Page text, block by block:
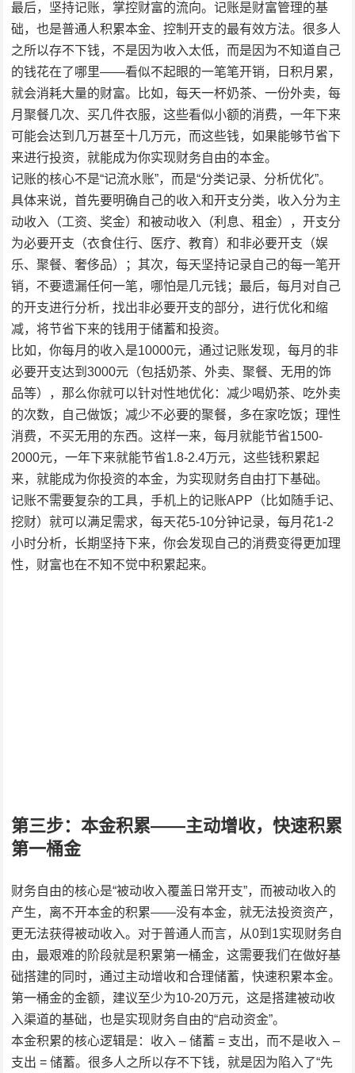
最后，坚持记账，掌控财富的流向。记账是财富管理的基
础，也是普通人积累本金、控制开支的最有效方法。很多人
之所以存不下钱，不是因为收入太低，而是因为不知道自己
的钱花在了哪里——看似不起眼的一笔笔开销，日积月累，
就会消耗大量的财富。比如，每天一杯奶茶、一份外卖，每
月聚餐几次、买几件衣服，这些看似小额的消费，一年下来
可能会达到几万甚至十几万元，而这些钱，如果能够节省下
来进行投资，就能成为你实现财务自由的本金。
记账的核心不是“记流水账”，而是“分类记录、分析优化”。
具体来说，首先要明确自己的收入和开支分类，收入分为主
动收入（工资、奖金）和被动收入（利息、租金），开支分
为必要开支（衣食住行、医疗、教育）和非必要开支（娱
乐、聚餐、奢侈品）；其次，每天坚持记录自己的每一笔开
销，不要遗漏任何一笔，哪怕是几元钱；最后，每月对自己
的开支进行分析，找出非必要开支的部分，进行优化和缩
减，将节省下来的钱用于储蓄和投资。
比如，你每月的收入是10000元，通过记账发现，每月的非
必要开支达到3000元（包括奶茶、外卖、聚餐、无用的饰
品等），那么你就可以针对性地优化：减少喝奶茶、吃外卖
的次数，自己做饭；减少不必要的聚餐，多在家吃饭；理性
消费，不买无用的东西。这样一来，每月就能节省1500-
2000元，一年下来就能节省1.8-2.4万元，这些钱积累起
来，就能成为你投资的本金，为实现财务自由打下基础。
记账不需要复杂的工具，手机上的记账APP（比如随手记、
挖财）就可以满足需求，每天花5-10分钟记录，每月花1-2
小时分析，长期坚持下来，你会发现自己的消费变得更加理
性，财富也在不知不觉中积累起来。
第三步：本金积累——主动增收，快速积累
第一桶金
财务自由的核心是“被动收入覆盖日常开支”，而被动收入的
产生，离不开本金的积累——没有本金，就无法投资资产，
更无法获得被动收入。对于普通人而言，从0到1实现财务自
由，最艰难的阶段就是积累第一桶金，这需要我们在做好基
础搭建的同时，通过主动增收和合理储蓄，快速积累本金。
第一桶金的金额，建议至少为10-20万元，这是搭建被动收
入渠道的基础，也是实现财务自由的“启动资金”。
本金积累的核心逻辑是：收入 – 储蓄 = 支出，而不是收入 –
支出 = 储蓄。很多人之所以存不下钱，就是因为陷入了“先